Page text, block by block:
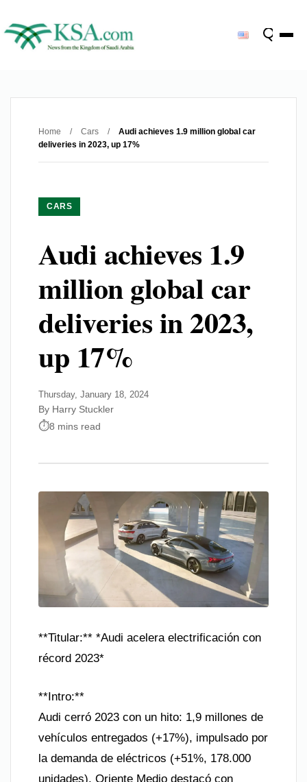
Home / Cars /
Audi achieves 1.9 million global car
deliveries in 2023, up 17%
CARS
Audi achieves 1.9
million global car
deliveries in 2023,
up 17%
Thursday, January 18, 2024
By Harry Stuckler
8 mins read
**Titular:** *Audi acelera electrificación con
récord 2023*
**Intro:**
Audi cerró 2023 con un hito: 1,9 millones de
vehículos entregados (+17%), impulsado por
la demanda de eléctricos (+51%, 178.000
unidades). Oriente Medio destacó con